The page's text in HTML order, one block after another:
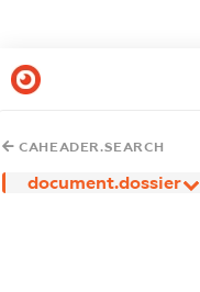
CAHEADER.SEARCH
document.dossier